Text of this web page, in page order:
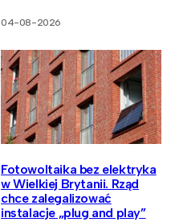
04-08-2026
Fotowoltaika bez elektryka
w Wielkiej Brytanii. Rząd
chce zalegalizować
instalacje „plug and play”